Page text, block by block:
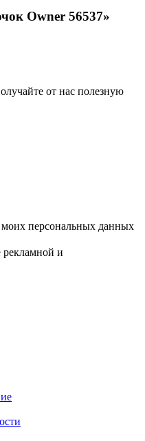
Owner 56537»
от нас полезную
моих персональных данных
рекламной и